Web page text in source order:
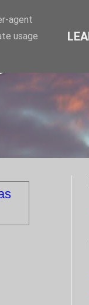
agent
usage